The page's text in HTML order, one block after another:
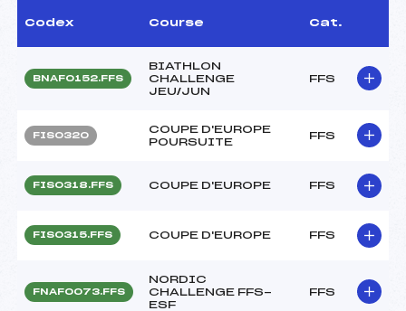
Codex Course Cat.
BNAF0152.FFS
BIATHLON
CHALLENGE
JEU/JUN
FFS
FIS0320
COUPE D'EUROPE
POURSUITE
FFS
FIS0318.FFS COUPE D'EUROPE FFS
FIS0315.FFS COUPE D'EUROPE FFS
FNAF0073.FFS
NORDIC
CHALLENGE FFS-
ESF
FFS